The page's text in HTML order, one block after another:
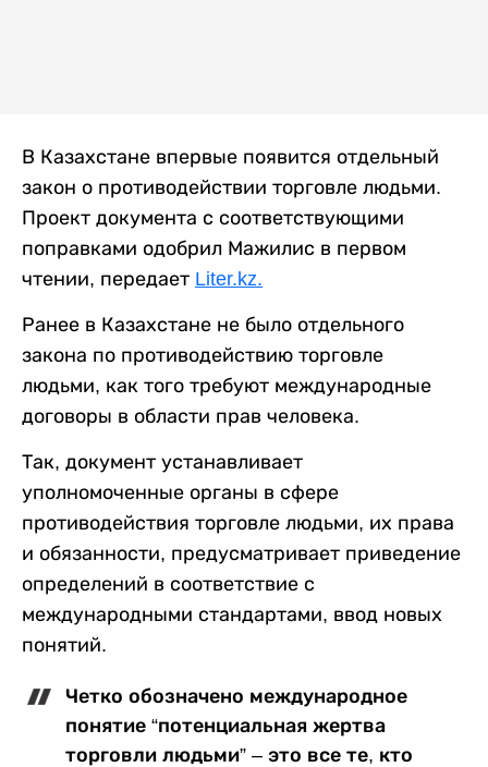
В Казахстане впервые появится отдельный
закон о противодействии торговле людьми.
Проект документа с соответствующими
поправками одобрил Мажилис в первом
чтении, передает Liter.kz.
Ранее в Казахстане не было отдельного
закона по противодействию торговле
людьми, как того требуют международные
договоры в области прав человека.
Так, документ устанавливает
уполномоченные органы в сфере
противодействия торговле людьми, их права
и обязанности, предусматривает приведение
определений в соответствие с
международными стандартами, ввод новых
понятий.
Четко обозначено международное
понятие “потенциальная жертва
торговли людьми” – это все те, кто